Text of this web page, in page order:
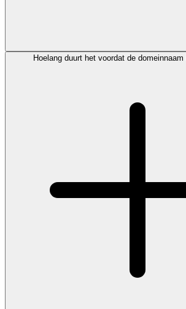
Hoelang duurt het voordat de